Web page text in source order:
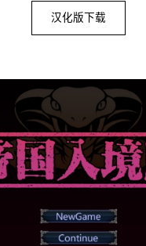
汉化版下载